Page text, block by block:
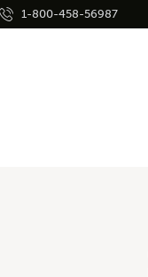
1-800-458-56987